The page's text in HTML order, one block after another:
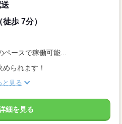
歩 7分）
ースで稼働可能...
られます！
と見る
細を見る